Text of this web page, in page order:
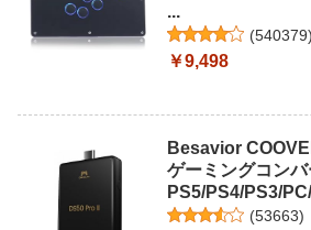
...
(540379)
￥9,498
Besavior
ゲーミングコン
PS5/PS4/PS3/
(53663)